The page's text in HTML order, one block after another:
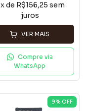
x de R$156,25 sem
juros
VER MAIS
Compre via
WhatsApp
9% OFF